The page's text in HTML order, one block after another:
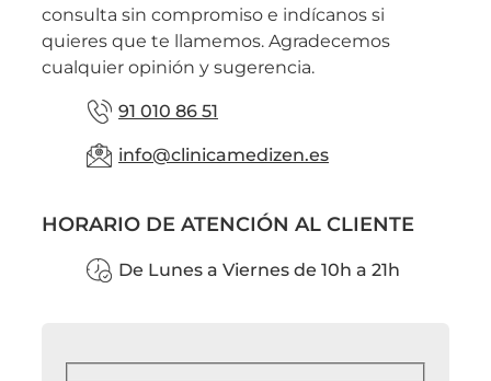
consulta sin compromiso e indícanos si
quieres que te llamemos. Agradecemos
cualquier opinión y sugerencia.
91 010 86 51
info@clinicamedizen.es
HORARIO DE ATENCIÓN AL CLIENTE
De Lunes a Viernes de 10h a 21h